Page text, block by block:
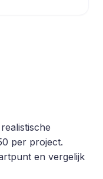
per project.
en vergelijk